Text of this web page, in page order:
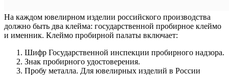
На каждом ювелирном изделии российского производства
должно быть два клейма: государственной пробирное клеймо
и именник. Клеймо пробирной палаты включает:
Шифр Государственной инспекции пробирного надзора.
Знак пробирного удостоверения.
Пробу металла. Для ювелирных изделий в России